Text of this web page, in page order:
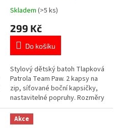
Průměrné
produktu
5,0
5
hvězdiček.
Skladem (>5 ks)
299 Kč
Do košíku
Stylový dětský batoh Tlapková
Patrola Team Paw. 2 kapsy na
zip, síťované boční kapsičky,
nastavitelné popruhy. Rozměry
23×29×8 cm. Více produktů s
motivem 👉 TLAPKOVÉ
PATROLY
Akce